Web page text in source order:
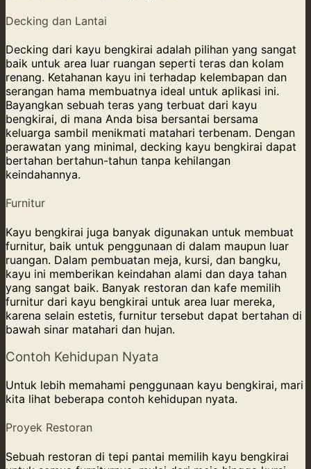
Decking dan Lantai
Decking dari kayu bengkirai adalah pilihan yang sangat
baik untuk area luar ruangan seperti teras dan kolam
renang. Ketahanan kayu ini terhadap kelembapan dan
serangan hama membuatnya ideal untuk aplikasi ini.
Bayangkan sebuah teras yang terbuat dari kayu
bengkirai, di mana Anda bisa bersantai bersama
keluarga sambil menikmati matahari terbenam. Dengan
perawatan yang minimal, decking kayu bengkirai dapat
bertahan bertahun-tahun tanpa kehilangan
keindahannya.
Furnitur
Kayu bengkirai juga banyak digunakan untuk membuat
furnitur, baik untuk penggunaan di dalam maupun luar
ruangan. Dalam pembuatan meja, kursi, dan bangku,
kayu ini memberikan keindahan alami dan daya tahan
yang sangat baik. Banyak restoran dan kafe memilih
furnitur dari kayu bengkirai untuk area luar mereka,
karena selain estetis, furnitur tersebut dapat bertahan di
bawah sinar matahari dan hujan.
Contoh Kehidupan Nyata
Untuk lebih memahami penggunaan kayu bengkirai, mari
kita lihat beberapa contoh kehidupan nyata.
Proyek Restoran
Sebuah restoran di tepi pantai memilih kayu bengkirai